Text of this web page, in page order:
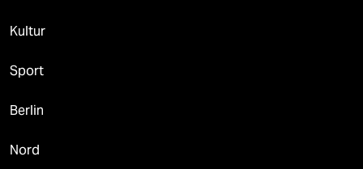
Kultur
Sport
Berlin
Nord